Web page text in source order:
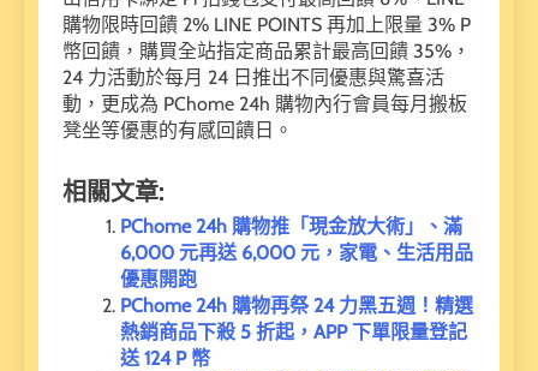
購物限時回饋 2% LINE POINTS 再加上限量 3% P
幣回饋，購買全站指定商品累計最高回饋 35%，
24 力活動於每月 24 日推出不同優惠與驚喜活
動，更成為 PChome 24h 購物內行會員每月搬板
凳坐等優惠的有感回饋日。
相關文章:
PChome 24h 購物推「現金放大術」、滿
6,000 元再送 6,000 元，家電、生活用品
優惠開跑
PChome 24h 購物再祭 24 力黑五週！精選
熱銷商品下殺 5 折起，APP 下單限量登記
送 124 P 幣